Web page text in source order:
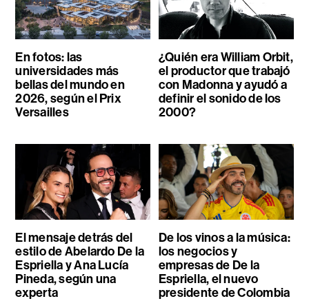
En fotos: las
universidades más
bellas del mundo en
2026, según el Prix
Versailles
¿Quién era William Orbit,
el productor que trabajó
con Madonna y ayudó a
definir el sonido de los
2000?
El mensaje detrás del
estilo de Abelardo De la
Espriella y Ana Lucía
Pineda, según una
experta
De los vinos a la música:
los negocios y
empresas de De la
Espriella, el nuevo
presidente de Colombia